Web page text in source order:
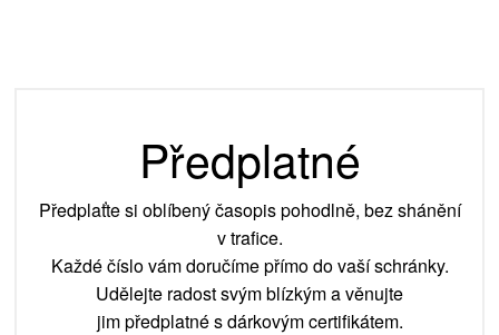
Předplatné
Předplaťte si oblíbený časopis pohodlně, bez shánění
v trafice.
Každé číslo vám doručíme přímo do vaší schránky.
Udělejte radost svým blízkým a věnujte
jim předplatné s dárkovým certifikátem.